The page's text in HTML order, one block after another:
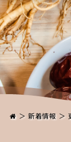
＞新着情報＞